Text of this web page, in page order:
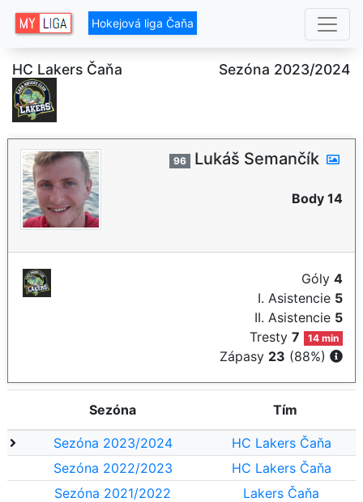
Hokejová liga Čaňa
HC Lakers Čaňa Sezóna 2023/2024
96 Lukáš Semančík
Body 14
Góly 4
I. Asistencie 5
II. Asistencie 5
Tresty7 14 min
Zápasy 23 (88%)
Sezóna Tím
Sezóna 2023/2024
HC Lakers Čaňa
Sezóna 2022/2023
HC Lakers Čaňa
Sezóna 2021/2022
Lakers Čaňa